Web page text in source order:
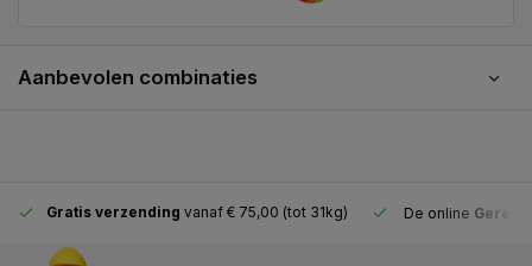
Aanbevolen combinaties
Gratis verzending vanaf € 75,00 (tot 31kg) De online